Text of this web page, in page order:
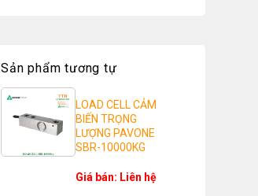
Sản phẩm tương tự
LOAD CELL CẢM
BIẾN TRỌNG
LƯỢNG PAVONE
SBR-10000KG
Giá bán: Liên hệ